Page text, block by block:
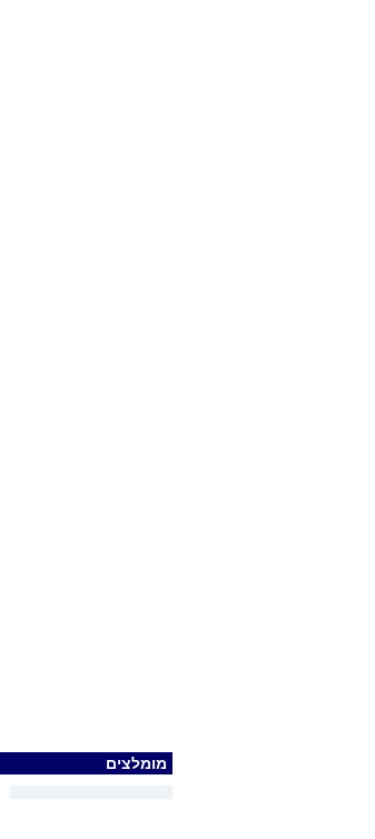
מומלצים